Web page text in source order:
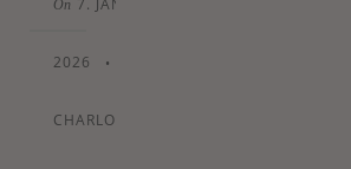
On 7. JANUARY
2026 •
CHARLOTTE